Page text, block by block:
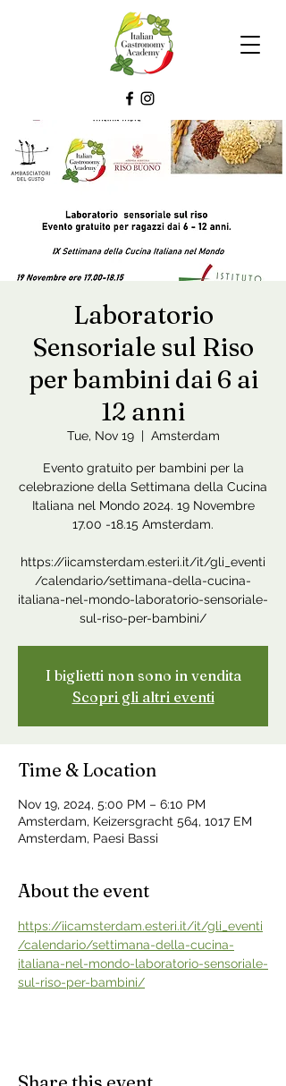
Laboratorio
Sensoriale sul Riso
per bambini dai 6 ai
12 anni
Tue, Nov 19
  |
Amsterdam
Evento gratuito per bambini per la
celebrazione della Settimana della Cucina
Italiana nel Mondo 2024. 19 Novembre
17.00 -18.15 Amsterdam.
https://iicamsterdam.esteri.it/it/gli_eventi
/calendario/settimana-della-cucina-
italiana-nel-mondo-laboratorio-sensoriale-
I biglietti non sono in vendita
Scopri gli altri eventi
Time & Location
Nov 19, 2024, 5:00 PM – 6:10 PM
Amsterdam, Keizersgracht 564, 1017 EM
Amsterdam, Paesi Bassi
About the event
https://iicamsterdam.esteri.it/it/gli_eventi
/calendario/settimana-della-cucina-
italiana-nel-mondo-laboratorio-sensoriale-
sul-riso-per-bambini/